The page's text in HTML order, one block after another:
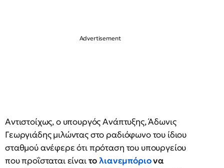
Αντιστοίχως, ο υπουργός Ανάπτυξης, Άδωνις
Γεωργιάδης μιλώντας στο ραδιόφωνο του ίδιου
σταθμού ανέφερε ότι πρόταση του υπουργείου
που προΐσταται είναιτολιανεμπόριονα